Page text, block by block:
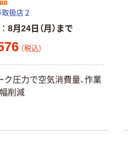
扱店２
8月24日（月）まで
（税込）
ク圧力で空気消費量、作業
削減